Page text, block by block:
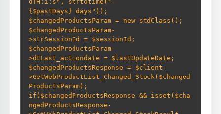
dTH:i:s", strtotime("-
{$pastDays} days"));
$changedProductsParam = new stdClass();
$changedProductsParam-
>strSessionId = $sessionId;
$changedProductsParam-
>dtLast_actiondate = $lastUpdateDate;
$changedProductsResponse = $client-
>GetWebProductList_Changed_Stock($changed
ProductsParam);
if($changedProductsResponse && isset($cha
ngedProductsResponse-